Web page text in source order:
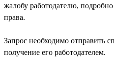
жалобу работодателю,
права.
Запрос необходимо отправить
получение его работодателем.